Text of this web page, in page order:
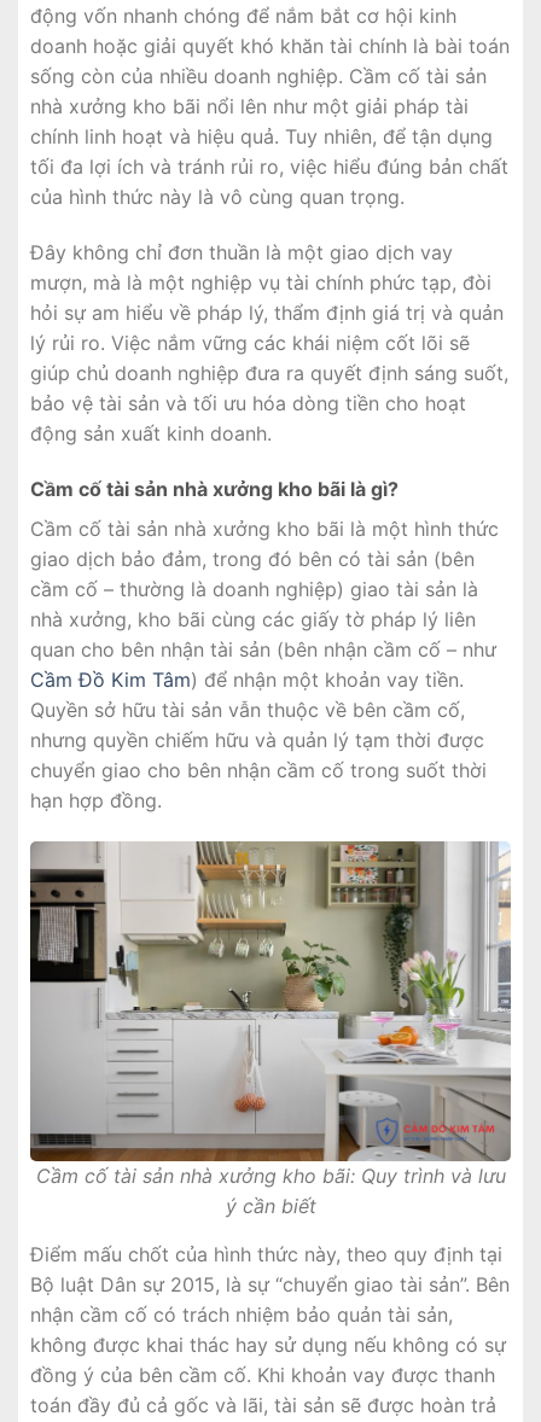
động vốn nhanh chóng để nắm bắt cơ hội kinh
doanh hoặc giải quyết khó khăn tài chính là bài toán
sống còn của nhiều doanh nghiệp. Cầm cố tài sản
nhà xưởng kho bãi nổi lên như một giải pháp tài
chính linh hoạt và hiệu quả. Tuy nhiên, để tận dụng
tối đa lợi ích và tránh rủi ro, việc hiểu đúng bản chất
của hình thức này là vô cùng quan trọng.
Đây không chỉ đơn thuần là một giao dịch vay
mượn, mà là một nghiệp vụ tài chính phức tạp, đòi
hỏi sự am hiểu về pháp lý, thẩm định giá trị và quản
lý rủi ro. Việc nắm vững các khái niệm cốt lõi sẽ
giúp chủ doanh nghiệp đưa ra quyết định sáng suốt,
bảo vệ tài sản và tối ưu hóa dòng tiền cho hoạt
động sản xuất kinh doanh.
Cầm cố tài sản nhà xưởng kho bãi là gì?
Cầm cố tài sản nhà xưởng kho bãi là một hình thức
giao dịch bảo đảm, trong đó bên có tài sản (bên
cầm cố – thường là doanh nghiệp) giao tài sản là
nhà xưởng, kho bãi cùng các giấy tờ pháp lý liên
quan cho bên nhận tài sản (bên nhận cầm cố – như
Cầm Đồ Kim Tâm) để nhận một khoản vay tiền.
Quyền sở hữu tài sản vẫn thuộc về bên cầm cố,
nhưng quyền chiếm hữu và quản lý tạm thời được
chuyển giao cho bên nhận cầm cố trong suốt thời
hạn hợp đồng.
Cầm cố tài sản nhà xưởng kho bãi: Quy trình và lưu
ý cần biết
Điểm mấu chốt của hình thức này, theo quy định tại
Bộ luật Dân sự 2015, là sự “chuyển giao tài sản”. Bên
nhận cầm cố có trách nhiệm bảo quản tài sản,
không được khai thác hay sử dụng nếu không có sự
đồng ý của bên cầm cố. Khi khoản vay được thanh
toán đầy đủ cả gốc và lãi, tài sản sẽ được hoàn trả